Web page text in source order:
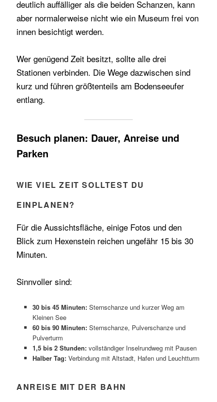
deutlich auffälliger als die beiden Schanzen, kann
aber normalerweise nicht wie ein Museum frei von
innen besichtigt werden.
Wer genügend Zeit besitzt, sollte alle drei
Stationen verbinden. Die Wege dazwischen sind
kurz und führen größtenteils am Bodenseeufer
entlang.
Besuch planen: Dauer, Anreise und
Parken
WIE VIEL ZEIT SOLLTEST DU
EINPLANEN?
Für die Aussichtsfläche, einige Fotos und den
Blick zum Hexenstein reichen ungefähr 15 bis 30
Minuten.
Sinnvoller sind:
30 bis 45 Minuten:Sternschanze und kurzer Weg am
Kleinen See
60 bis 90 Minuten:Sternschanze, Pulverschanze und
Pulverturm
1,5 bis 2 Stunden:vollständiger Inselrundweg mit Pausen
Halber Tag:Verbindung mit Altstadt, Hafen und Leuchtturm
ANREISE MIT DER BAHN